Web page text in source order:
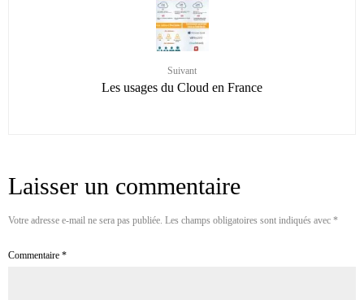
Suivant
Les usages du Cloud en France
Laisser un commentaire
Votre adresse e-mail ne sera pas publiée. Les champs obligatoires sont indiqués avec *
Commentaire *